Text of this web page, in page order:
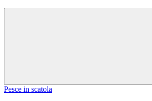
Pesce in scatola